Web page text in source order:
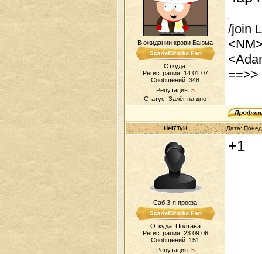
В ожидании крови Баюма
Откуда:
Регистрация: 14.01.07
Сообщений: 348
Репутация: 5
Статус: Залёг на дно
/join
==>>
Hel7TyH Дата:
Саб 3-я профа
Откуда: Полтава
Регистрация: 23.09.06
Сообщений: 151
Репутация: 5
+1